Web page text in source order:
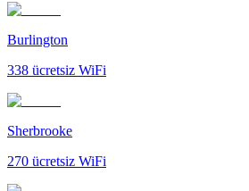
Burlington
338 ücretsiz WiFi
Sherbrooke
270 ücretsiz WiFi